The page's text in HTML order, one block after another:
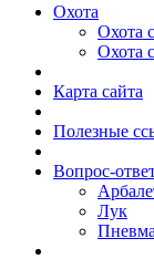
Охота
Охота
Охота
Карта сайта
Полезные
Вопрос-
Лук